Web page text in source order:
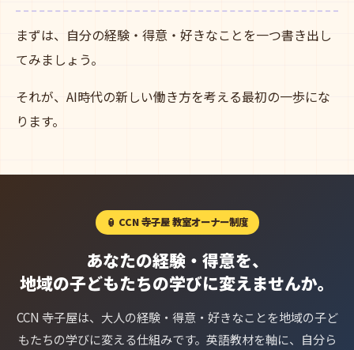
まずは、自分の経験・得意・好きなことを一つ書き出し
てみましょう。
それが、AI時代の新しい働き方を考える最初の一歩にな
ります。
🏮 CCN 寺子屋 教室オーナー制度
あなたの経験・得意を、
地域の子どもたちの学びに変えませんか。
CCN 寺子屋は、大人の経験・得意・好きなことを地域の子ど
もたちの学びに変える仕組みです。英語教材を軸に、自分ら